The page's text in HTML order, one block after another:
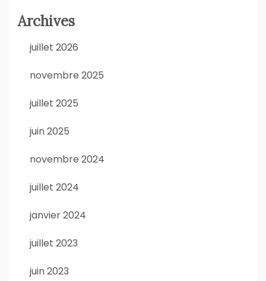
Archives
juillet 2026
novembre 2025
juillet 2025
juin 2025
novembre 2024
juillet 2024
janvier 2024
juillet 2023
juin 2023